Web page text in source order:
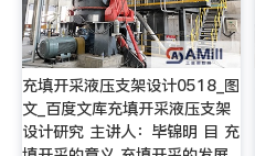
充填开采液压支架设计0518_图
文_百度文库充填开采液压支架
设计研究 主讲人：毕锦明 目 充